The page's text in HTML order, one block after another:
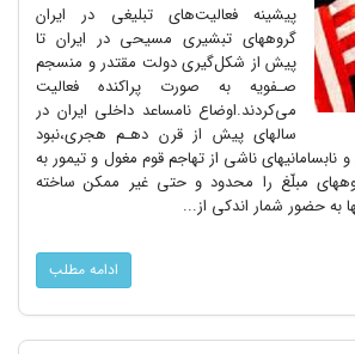
پیشینه فعالیت‌های تبلیغی در ایران
گروههای تبشیری مسیحی در ایران تا‌
پیش از شکل‌گیری دولت مقتدر و منسجم
صـفویه به‌ صورت پراکنده فعالیت
می‌کردند.اوضاع‌ نامساعد داخلی ایران در‌
سالهای‌ پیش از قرن دهـم‌ هجری،نبود
ناشی از تهاجم قوم مغول و تیمور به
مبلّغ را محدود و حتی غیر ممکن ساخته
حضور شمار اندکی از...
ادامه مطلب